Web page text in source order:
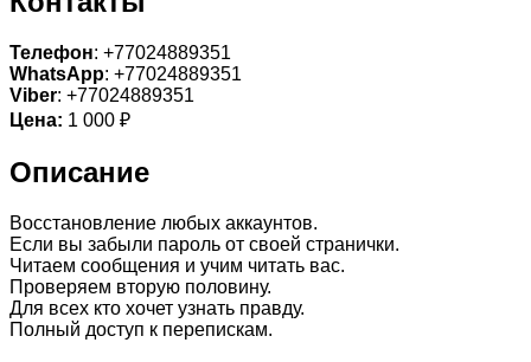
Телефон: +77024889351
WhatsApp: +77024889351
Viber: +77024889351
Цена: 1 000 ₽
Описание
Восстановление любых аккаунтов.
Если вы забыли пароль от своей странички.
Читаем сообщения и учим читать вас.
Проверяем вторую половину.
Для всех кто хочет узнать правду.
Полный доступ к перепискам.